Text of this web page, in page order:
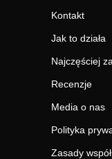
Kontakt
Jak to działa
Najczęściej
Recenzje
Media o nas
Polityka
Zasady